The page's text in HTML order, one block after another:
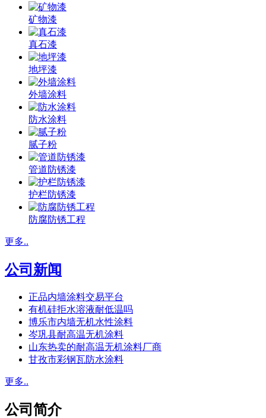
矿物漆
真石漆
地坪漆
外墙涂料
防水涂料
腻子粉
管道防锈漆
护栏防锈漆
防腐防锈工程
更多..
公司新闻
正品内墙涂料交易平台
有机硅拒水溶液耐低温吗
博乐市内墙无机水性涂料
岑巩县耐高温无机涂料
山东热卖的耐高温无机涂料厂商
甘孜市彩钢瓦防水涂料
更多..
公司简介